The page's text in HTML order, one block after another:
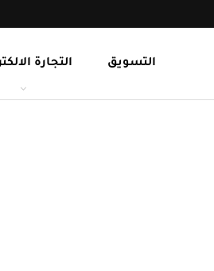
التجارة التسويق